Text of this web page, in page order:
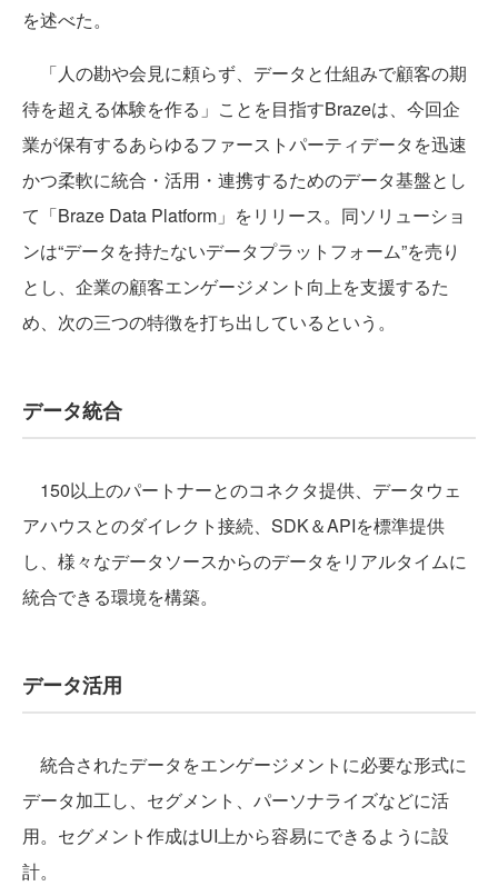
を述べた。
「人の勘や会見に頼らず、データと仕組みで顧客の期
待を超える体験を作る」ことを目指すBrazeは、今回企
業が保有するあらゆるファーストパーティデータを迅速
かつ柔軟に統合・活用・連携するためのデータ基盤とし
て「Braze Data Platform」をリリース。同ソリューショ
ンは“データを持たないデータプラットフォーム”を売り
とし、企業の顧客エンゲージメント向上を支援するた
め、次の三つの特徴を打ち出しているという。
データ統合
150以上のパートナーとのコネクタ提供、データウェ
アハウスとのダイレクト接続、SDK＆APIを標準提供
し、様々なデータソースからのデータをリアルタイムに
統合できる環境を構築。
データ活用
統合されたデータをエンゲージメントに必要な形式に
データ加工し、セグメント、パーソナライズなどに活
用。セグメント作成はUI上から容易にできるように設
計。